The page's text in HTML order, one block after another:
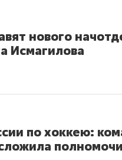
нового
Исмагилова
по хоккею: